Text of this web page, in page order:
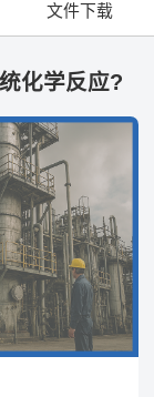
文件下载
化学反应?